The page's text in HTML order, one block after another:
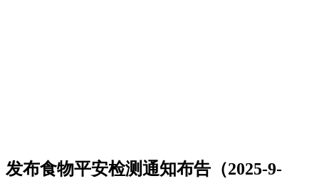
发布食物平安检测通知布告（2025-9-